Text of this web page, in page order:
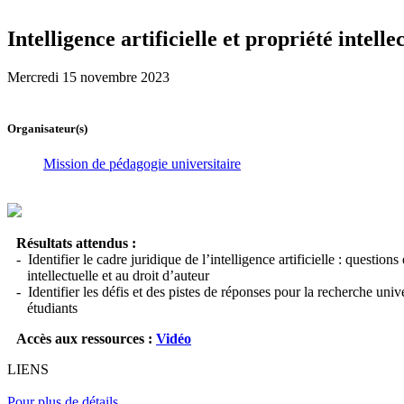
Intelligence artificielle et propriété
Mercredi 15 novembre 2023
Organisateur(s)
Mission de pédagogie universitaire
Résultats attendus :
- Identifier le cadre juridique de l’intelligence artificielle : questions
intellectuelle et au droit d’auteur
- Identifier les défis et des pistes de réponses pour la recherche
étudiants
Accès aux ressources : Vidéo
LIENS